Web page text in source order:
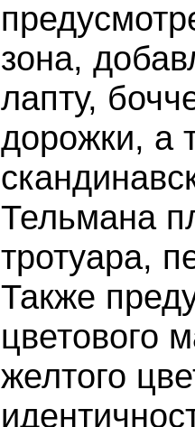
зона,
лапту,
дорожки, а
Тельмана
тротуара,
Также
цветового
желтого